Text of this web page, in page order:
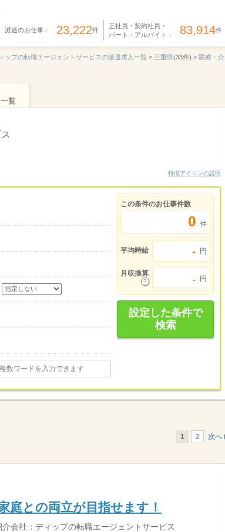
派遣のお仕事： 23,222件
正社員・契約社員・
パート・アルバイト： 83,914件
ップの転職エージェントサービスの派遣求人一覧 > 三重県(33件) > 医療・介
覧
特徴アイコンの説明
この条件のお仕事件数
0 件
平均時給 - 円
月収換算
- 円
設定した条件で
検索
1 2 次へ
庭との両立が目指せます！
会社：ディップの転職エージェントサービス